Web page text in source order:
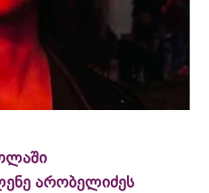
არობელიძეს